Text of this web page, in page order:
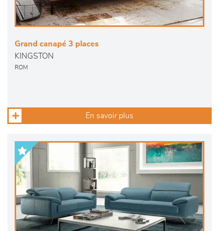
Grand canapé 3 places
KINGSTON
ROM
En savoir plus